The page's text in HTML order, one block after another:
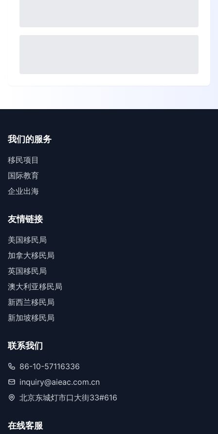
我们的服务
移民项目
国际教育
企业出海
友情链接
美国移民局
加拿大移民局
英国移民局
澳大利亚移民局
新西兰移民局
新加坡移民局
联系我们
86-10-57116336
inquiry@aieac.com.cn
北京东城灯市口大街33#616
在线客服